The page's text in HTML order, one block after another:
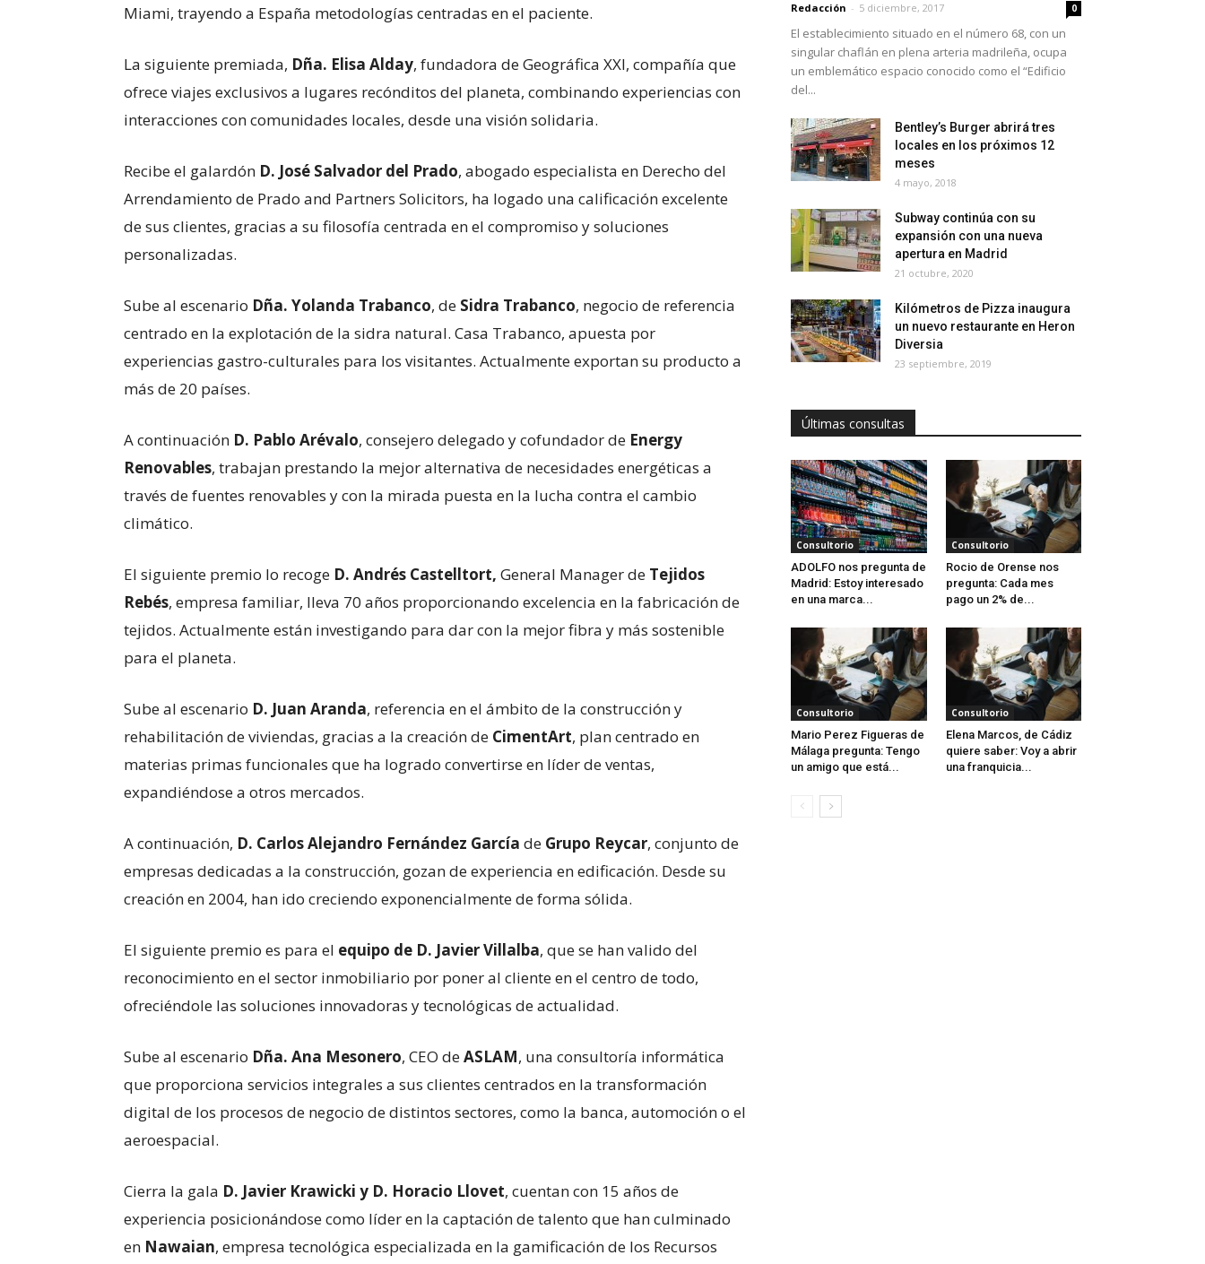
Miami, trayendo a España metodologías centradas en el paciente.
La siguiente premiada, Dña. Elisa Alday, fundadora de Geográfica XXI, compañía que
ofrece viajes exclusivos a lugares recónditos del planeta, combinando experiencias con
interacciones con comunidades locales, desde una visión solidaria.
Recibe el galardón D. José Salvador del Prado, abogado especialista en Derecho del
Arrendamiento de Prado and Partners Solicitors, ha logado una calificación excelente
de sus clientes, gracias a su filosofía centrada en el compromiso y soluciones
personalizadas.
Sube al escenario Dña. Yolanda Trabanco, de Sidra Trabanco, negocio de referencia
centrado en la explotación de la sidra natural. Casa Trabanco, apuesta por
experiencias gastro-culturales para los visitantes. Actualmente exportan su producto a
más de 20 países.
A continuación D. Pablo Arévalo, consejero delegado y cofundador de Energy
Renovables, trabajan prestando la mejor alternativa de necesidades energéticas a
través de fuentes renovables y con la mirada puesta en la lucha contra el cambio
climático.
El siguiente premio lo recoge D. Andrés Castelltort, General Manager de Tejidos
Rebés, empresa familiar, lleva 70 años proporcionando excelencia en la fabricación de
tejidos. Actualmente están investigando para dar con la mejor fibra y más sostenible
para el planeta.
Sube al escenario D. Juan Aranda, referencia en el ámbito de la construcción y
rehabilitación de viviendas, gracias a la creación de CimentArt, plan centrado en
materias primas funcionales que ha logrado convertirse en líder de ventas,
expandiéndose a otros mercados.
A continuación, D. Carlos Alejandro Fernández García de Grupo Reycar, conjunto de
empresas dedicadas a la construcción, gozan de experiencia en edificación. Desde su
creación en 2004, han ido creciendo exponencialmente de forma sólida.
El siguiente premio es para el equipo de D. Javier Villalba, que se han valido del
reconocimiento en el sector inmobiliario por poner al cliente en el centro de todo,
ofreciéndole las soluciones innovadoras y tecnológicas de actualidad.
Sube al escenario Dña. Ana Mesonero, CEO deASLAM, una consultoría informática
que proporciona servicios integrales a sus clientes centrados en la transformación
digital de los procesos de negocio de distintos sectores, como la banca, automoción o el
aeroespacial.
Cierra la gala D. Javier Krawicki y D. Horacio Llovet, cuentan con 15 años de
experiencia posicionándose como líder en la captación de talento que han culminado
en Nawaian, empresa tecnológica especializada en la gamificación de los Recursos
Redacción - 5 diciembre, 2017 0
El establecimiento situado en el número 68, con un
singular chaflán en plena arteria madrileña, ocupa
un emblemático espacio conocido como el “Edificio
del...
Bentley’s Burger abrirá tres
locales en los próximos 12
meses
4 mayo, 2018
Subway continúa con su
expansión con una nueva
apertura en Madrid
21 octubre, 2020
Kilómetros de Pizza inaugura
un nuevo restaurante en Heron
Diversia
23 septiembre, 2019
Últimas consultas
Consultorio
ADOLFO nos pregunta de
Madrid: Estoy interesado
en una marca...
Consultorio
Rocio de Orense nos
pregunta: Cada mes
pago un 2% de...
Consultorio
Mario Perez Figueras de
Málaga pregunta: Tengo
un amigo que está...
Consultorio
Elena Marcos, de Cádiz
quiere saber: Voy a abrir
una franquicia...